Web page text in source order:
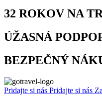
32 ROKOV NA
ÚŽASNÁ
BEZPEČNÝ
Pridajte si nás Pridajte si nás